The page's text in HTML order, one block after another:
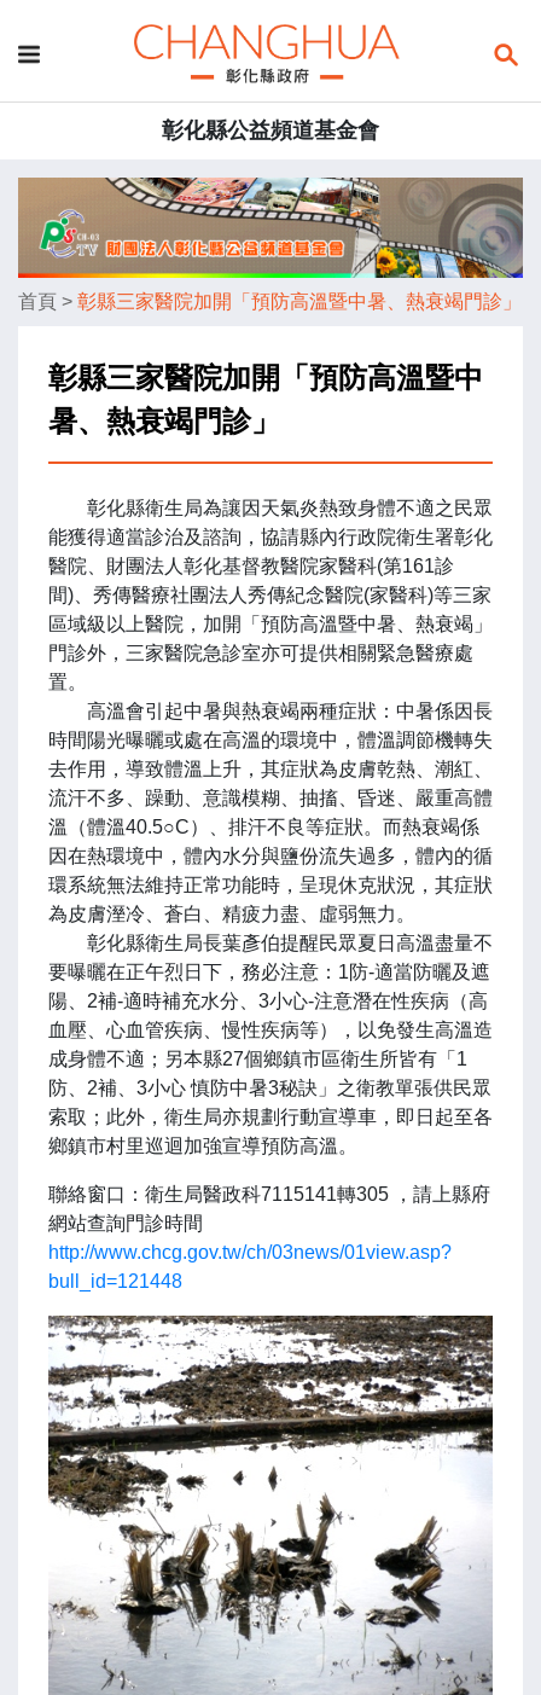
彰化縣公益頻道基金會
首頁 > 彰縣三家醫院加開「預防高溫暨中暑、熱衰竭門診」
彰縣三家醫院加開「預防高溫暨中
暑、熱衰竭門診」
彰化縣衛生局為讓因天氣炎熱致身體不適之民眾
能獲得適當診治及諮詢，協請縣內行政院衛生署彰化
醫院、財團法人彰化基督教醫院家醫科(第161診
間)、秀傳醫療社團法人秀傳紀念醫院(家醫科)等三家
區域級以上醫院，加開「預防高溫暨中暑、熱衰竭」
門診外，三家醫院急診室亦可提供相關緊急醫療處
置。
高溫會引起中暑與熱衰竭兩種症狀：中暑係因長
時間陽光曝曬或處在高溫的環境中，體溫調節機轉失
去作用，導致體溫上升，其症狀為皮膚乾熱、潮紅、
流汗不多、躁動、意識模糊、抽搐、昏迷、嚴重高體
溫（體溫40.5○C）、排汗不良等症狀。而熱衰竭係
因在熱環境中，體內水分與鹽份流失過多，體內的循
環系統無法維持正常功能時，呈現休克狀況，其症狀
為皮膚溼冷、蒼白、精疲力盡、虛弱無力。
彰化縣衛生局長葉彥伯提醒民眾夏日高溫盡量不
要曝曬在正午烈日下，務必注意：1防-適當防曬及遮
陽、2補-適時補充水分、3小心-注意潛在性疾病（高
血壓、心血管疾病、慢性疾病等），以免發生高溫造
成身體不適；另本縣27個鄉鎮市區衛生所皆有「1
防、2補、3小心 慎防中暑3秘訣」之衛教單張供民眾
索取；此外，衛生局亦規劃行動宣導車，即日起至各
鄉鎮市村里巡迴加強宣導預防高溫。
聯絡窗口：衛生局醫政科7115141轉305 ，請上縣府
網站查詢門診時間
http://www.chcg.gov.tw/ch/03news/01view.asp?
bull_id=121448